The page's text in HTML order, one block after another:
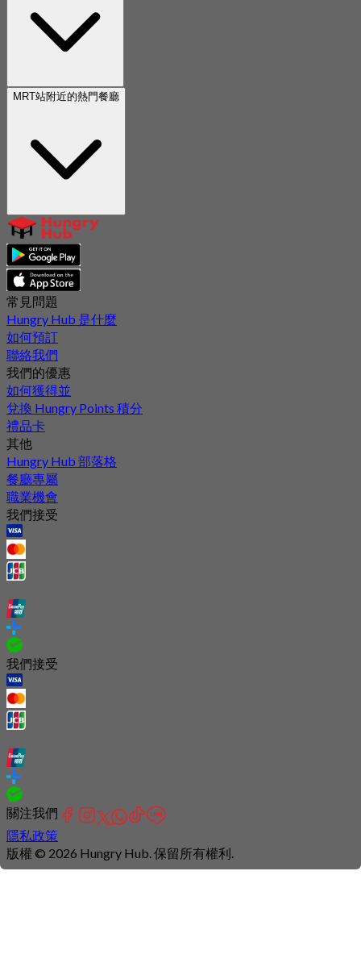
MRT站附近的熱門餐廳
常見問題
Hungry Hub 是什麼
如何預訂
聯絡我們
我們的優惠
如何獲得並
兌換 Hungry Points 積分
禮品卡
其他
Hungry Hub 部落格
餐廳專屬
職業機會
我們接受
我們接受
關注我們
隱私政策
版權 © 2026 Hungry Hub. 保留所有權利.
Connection